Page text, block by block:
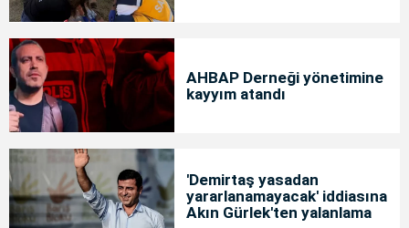
AHBAP Derneği yönetimine
kayyım atandı
'Demirtaş yasadan
yararlanamayacak' iddiasına
Akın Gürlek'ten yalanlama